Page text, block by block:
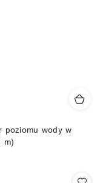
poziomu wody w
m)